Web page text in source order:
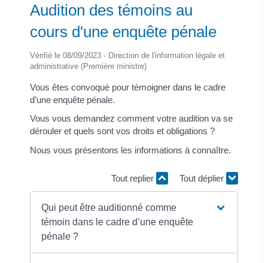
Audition des témoins au
cours d'une enquête pénale
Vérifié le 08/09/2023 - Direction de l'information légale et
administrative (Première ministre)
Vous êtes convoqué pour témoigner dans le cadre
d’une enquête pénale.
Vous vous demandez comment votre audition va se
dérouler et quels sont vos droits et obligations ?
Nous vous présentons les informations à connaître.
Tout replier Tout déplier
Qui peut être auditionné comme
témoin dans le cadre d’une enquête
pénale ?